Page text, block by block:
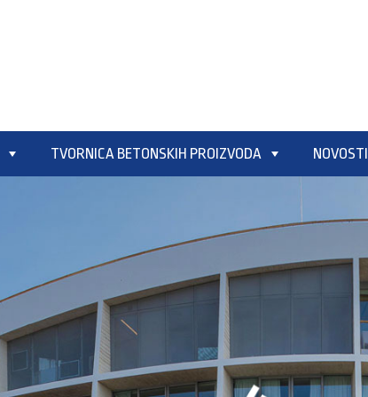
TVORNICA BETONSKIH PROIZVODA NOVOSTI